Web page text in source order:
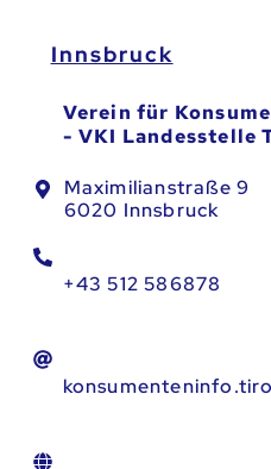
Innsbruck
Verein für
- VKI Landesstelle
Maximilianstraße 9
6020 Innsbruck
+43 512 586878